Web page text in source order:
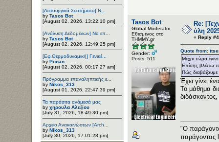
[Λειτουργικά Συστήματα] Ν...
by Tasos Bot
[August 02, 2026, 13:22:10 pm]
[Ανάλυση Δεδομένων] Να επ...
by Tasos Bot
[August 02, 2026, 12:49:25 pm]
[Εφ.Θερμοδυναμική] Γενικέ...
by Ponan
[August 02, 2026, 00:17:27 am]
Πρόγραμμα επαναληπτικής ε...
by Nikos_313
[August 01, 2026, 22:47:39 pm]
Τα παράσιτα ανάμεσά μας
by χηρουλα Αλεξίου
[July 31, 2026, 18:49:30 pm]
Αρχείο Ανακοινώσεων [Arch...
by Nikos_313
[July 30, 2026, 17:01:28 pm]
Tasos Bot
Global Moderator
Εθισμένος στο
ΤΗΜΜΥ.gr
Gender:
Posts: 511
Re:
ύλη
« Reply
Quote from:
Μέχρι τώρα
Επίσης βλέπω
Πώς
Έχει γίνει
Το μάθημα
"Ο
παράγοντας